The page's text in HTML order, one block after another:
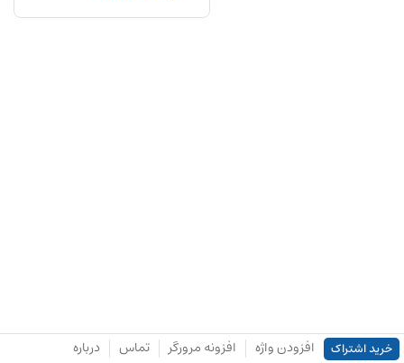
خرید اشتراک افزودن واژه افزونه مرورگر تماس درباره